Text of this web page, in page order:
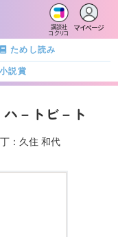
講談社
コクリコ
マイページ
ためし読み
説賞
－トビ－ト
：久住 和代